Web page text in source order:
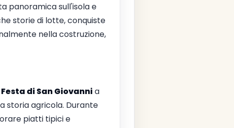
panoramica sull'isola e
storie di lotte, conquiste
nella costruzione,
Festa di San Giovannia
storia agricola. Durante
piatti tipici e